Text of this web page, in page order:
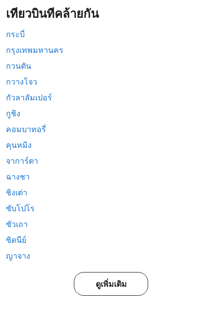
เที่ยวบินที่คล้ายกัน
กระบี่
กรุงเทพมหานคร
กวนตัน
กวางโจว
กัวลาลัมเปอร์
กูชิง
คอมบาทอรี่
คุนหมิง
จาการ์ตา
ฉางชา
ชิงเต่า
ซับโปโร
ซัวเถา
ซิดนีย์
ญาจาง
ดูเพิ่มเติม